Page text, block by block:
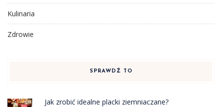
Kulinaria
Zdrowie
SPRAWDŹ TO
Jak zrobić idealne placki ziemniaczane?